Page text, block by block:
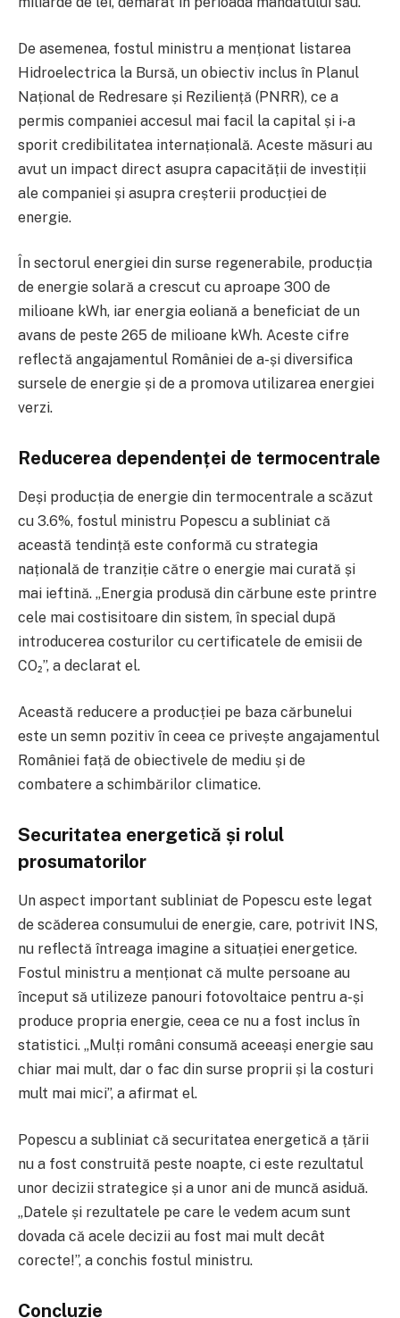
De asemenea, fostul ministru a menționat listarea
Hidroelectrica la Bursă, un obiectiv inclus în Planul
Național de Redresare și Reziliență (PNRR), ce a
permis companiei accesul mai facil la capital și i-a
sporit credibilitatea internațională. Aceste măsuri au
avut un impact direct asupra capacității de investiții
ale companiei și asupra creșterii producției de
energie.
În sectorul energiei din surse regenerabile, producția
de energie solară a crescut cu aproape 300 de
milioane kWh, iar energia eoliană a beneficiat de un
avans de peste 265 de milioane kWh. Aceste cifre
reflectă angajamentul României de a-și diversifica
sursele de energie și de a promova utilizarea energiei
verzi.
Reducerea dependenței de termocentrale
Deși producția de energie din termocentrale a scăzut
cu 3.6%, fostul ministru Popescu a subliniat că
această tendință este conformă cu strategia
națională de tranziție către o energie mai curată și
mai ieftină. „Energia produsă din cărbune este printre
cele mai costisitoare din sistem, în special după
introducerea costurilor cu certificatele de emisii de
CO₂”, a declarat el.
Această reducere a producției pe baza cărbunelui
este un semn pozitiv în ceea ce privește angajamentul
României față de obiectivele de mediu și de
combatere a schimbărilor climatice.
Securitatea energetică și rolul
prosumatorilor
Un aspect important subliniat de Popescu este legat
de scăderea consumului de energie, care, potrivit INS,
nu reflectă întreaga imagine a situației energetice.
Fostul ministru a menționat că multe persoane au
început să utilizeze panouri fotovoltaice pentru a-și
produce propria energie, ceea ce nu a fost inclus în
statistici. „Mulți români consumă aceeași energie sau
chiar mai mult, dar o fac din surse proprii și la costuri
mult mai mici”, a afirmat el.
Popescu a subliniat că securitatea energetică a țării
nu a fost construită peste noapte, ci este rezultatul
unor decizii strategice și a unor ani de muncă asiduă.
„Datele și rezultatele pe care le vedem acum sunt
dovada că acele decizii au fost mai mult decât
corecte!”, a conchis fostul ministru.
Concluzie